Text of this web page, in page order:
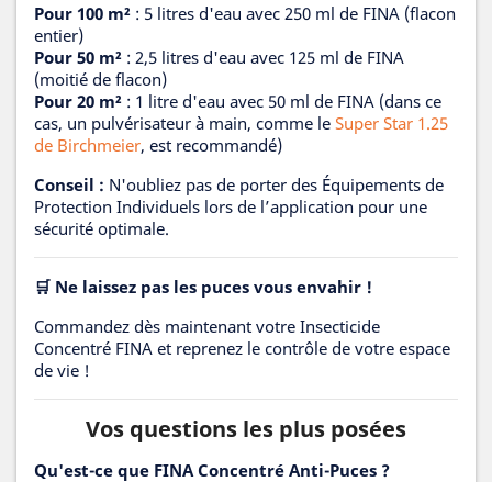
Pour 100 m² : 5 litres d'eau avec 250 ml de FINA (flacon
entier)
Pour 50 m² : 2,5 litres d'eau avec 125 ml de FINA
(moitié de flacon)
Pour 20 m² : 1 litre d'eau avec 50 ml de FINA (dans ce
cas, un pulvérisateur à main, comme le Super Star 1.25
de Birchmeier, est recommandé)
Conseil : N'oubliez pas de porter des Équipements de
Protection Individuels lors de l’application pour une
sécurité optimale.
🛒 Ne laissez pas les puces vous envahir !
Commandez dès maintenant votre Insecticide
Concentré FINA et reprenez le contrôle de votre espace
de vie !
Vos questions les plus posées
Qu'est-ce que FINA Concentré Anti-Puces ?